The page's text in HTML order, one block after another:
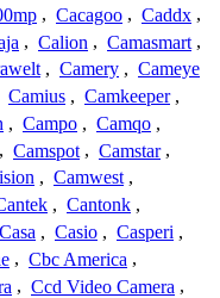
, Cacagoo , Caddx ,
, Calion , Camasmart ,
, Camery , Cameye
Camius , Camkeeper ,
, Campo , Camqo ,
, Camspot , Camstar ,
, Camwest ,
, Cantonk ,
Casa , Casio , Casperi ,
, Cbc America ,
, Ccd Video Camera ,